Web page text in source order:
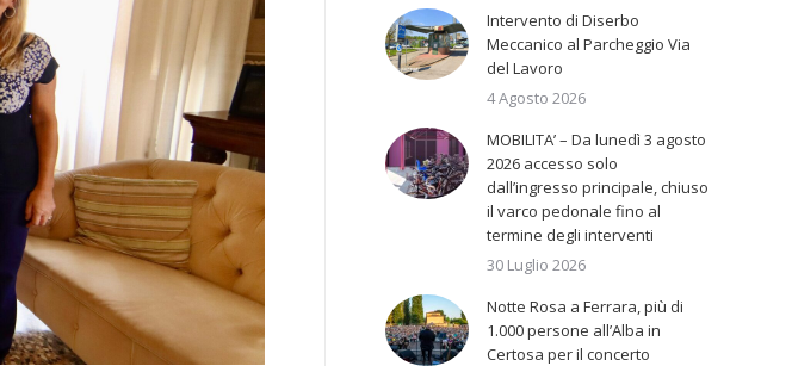
Intervento di Diserbo
Meccanico al Parcheggio Via
del Lavoro
4 Agosto 2026
MOBILITA’ – Da lunedì 3 agosto
2026 accesso solo
dall’ingresso principale, chiuso
il varco pedonale fino al
termine degli interventi
30 Luglio 2026
Notte Rosa a Ferrara, più di
1.000 persone all’Alba in
Certosa per il concerto